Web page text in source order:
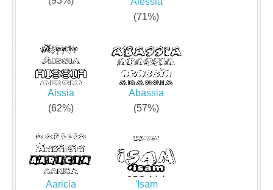
(71%)
Aissia
(62%)
Abassia
(57%)
Aaricia
'Isam